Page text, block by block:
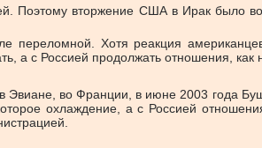
Поэтому вторжение США в Ирак было
Хотя реакция
а с Россией продолжать отношения, как
во Франции, в июне 2003 года
охлаждение, а с Россией